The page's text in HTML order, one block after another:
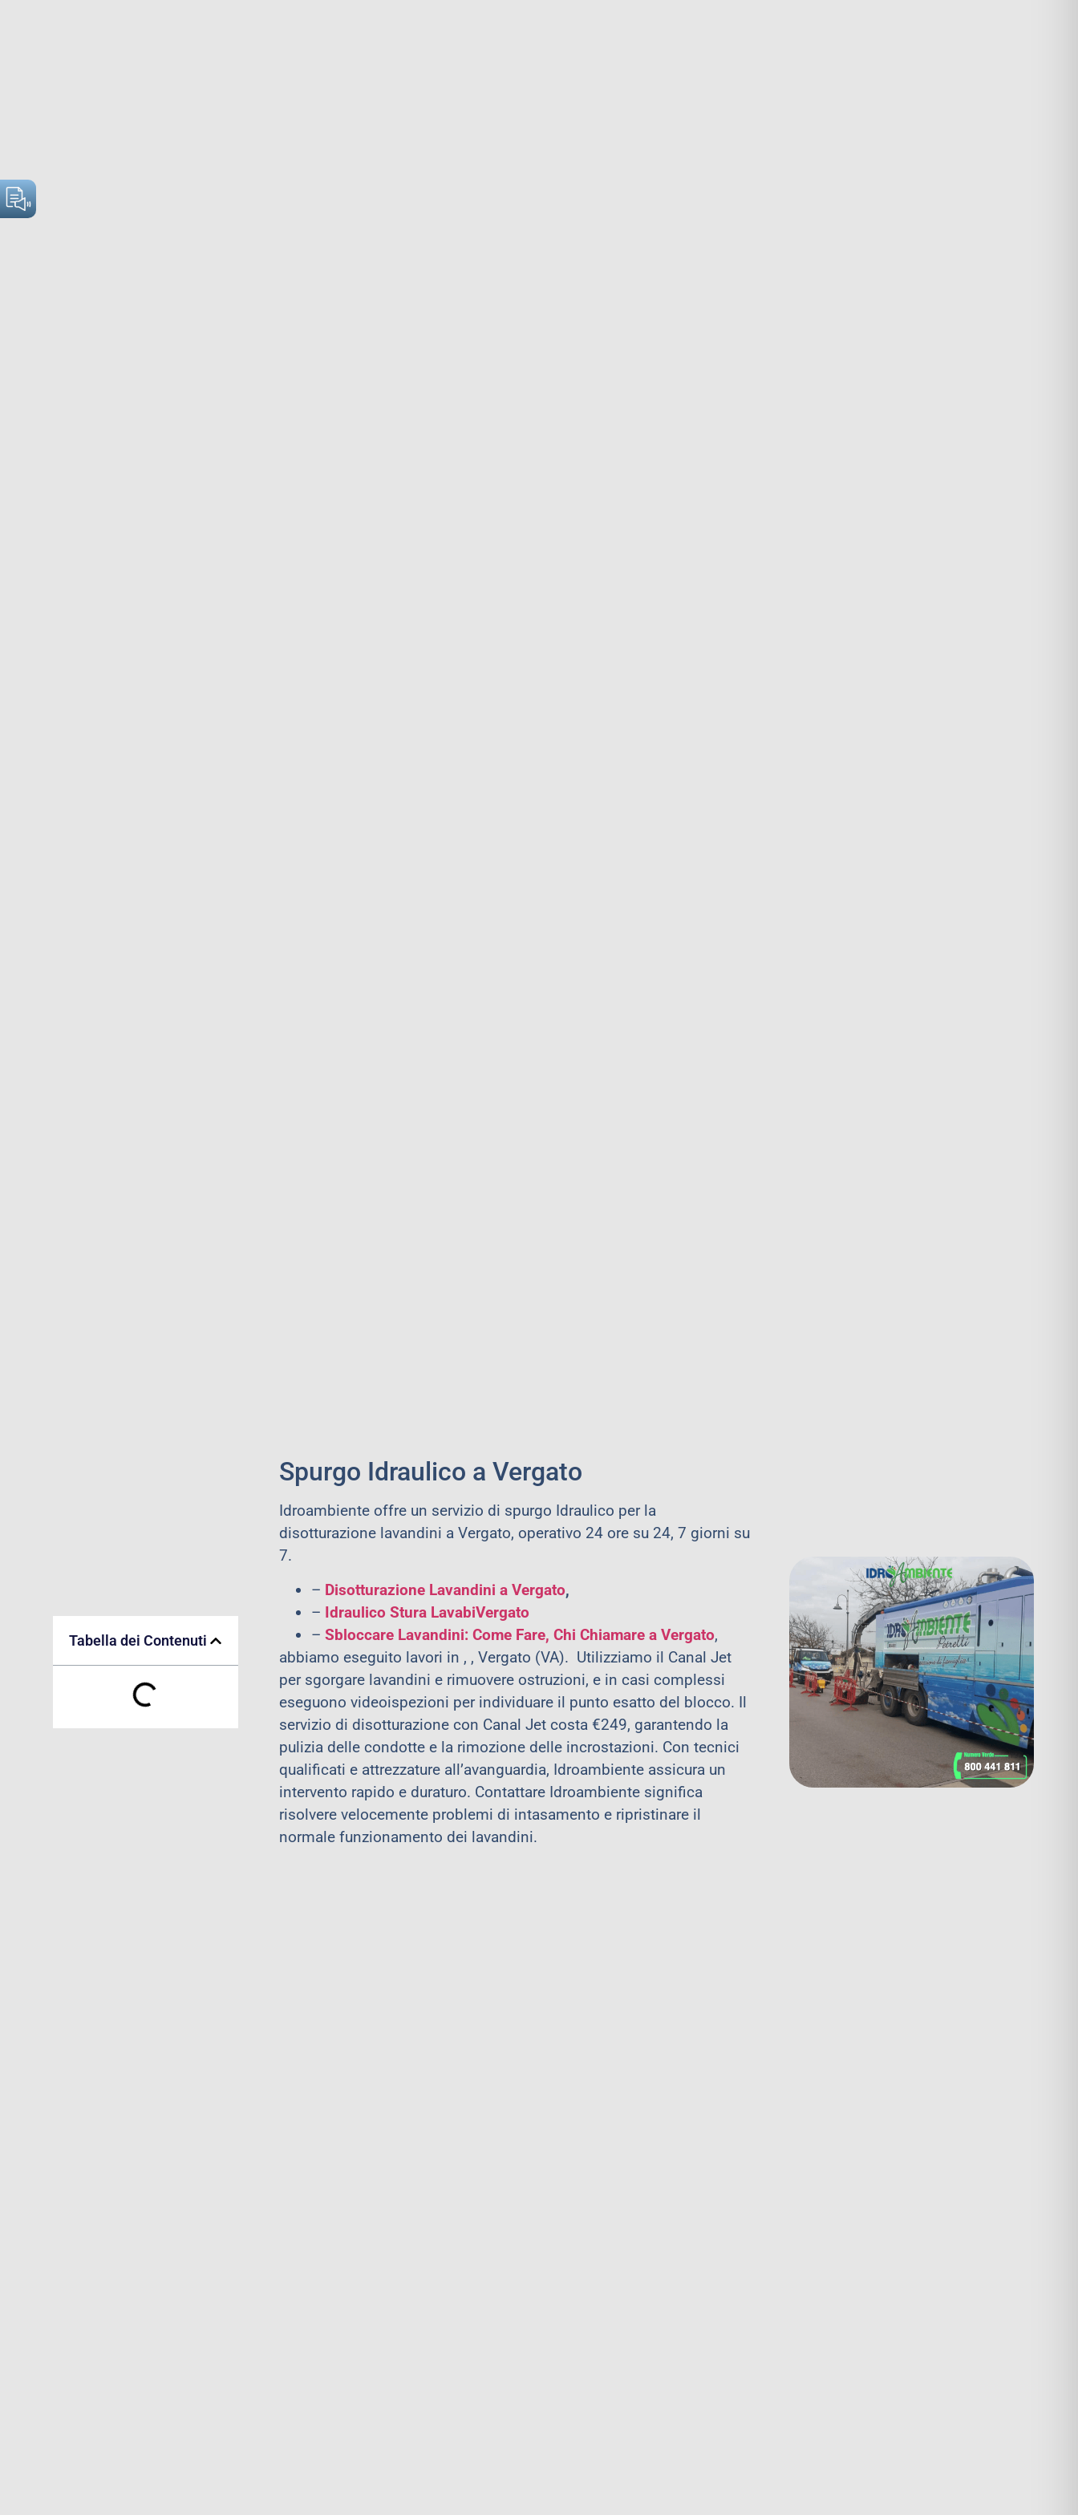
Tabella dei Contenuti
Spurgo Idraulico a Vergato
Idroambiente offre un servizio di spurgo Idraulico per la
disotturazione lavandini a Vergato, operativo 24 ore su 24, 7 giorni su
7.
– Disotturazione Lavandini a Vergato,
– Idraulico Stura LavabiVergato
– Sbloccare Lavandini: Come Fare, Chi Chiamare a Vergato,
abbiamo eseguito lavori in , , Vergato (VA). Utilizziamo il Canal Jet
per sgorgare lavandini e rimuovere ostruzioni, e in casi complessi
eseguono videoispezioni per individuare il punto esatto del blocco. Il
servizio di disotturazione con Canal Jet costa €249, garantendo la
pulizia delle condotte e la rimozione delle incrostazioni. Con tecnici
qualificati e attrezzature all’avanguardia, Idroambiente assicura un
intervento rapido e duraturo. Contattare Idroambiente significa
risolvere velocemente problemi di intasamento e ripristinare il
normale funzionamento dei lavandini.